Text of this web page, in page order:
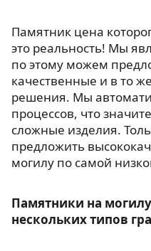
Памятник цена
это реальность! Мы
по этому можем
качественные и в то
решения. Мы
процессов, что
сложные изделия.
предложить
могилу по самой
Памятники на
нескольких типов